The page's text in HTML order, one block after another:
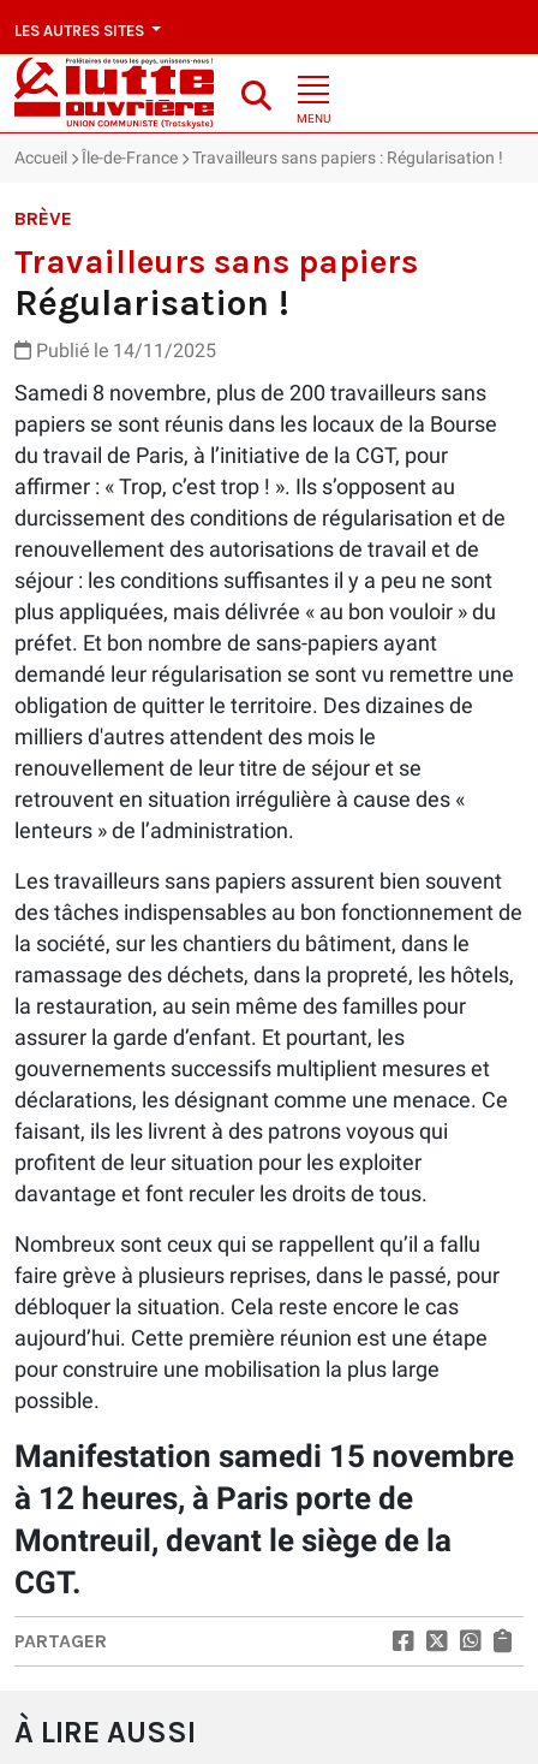
LES AUTRES SITES
MENU
Accueil Île-de-France Travailleurs sans papiers : Régularisation !
BRÈVE
Travailleurs sans papiers
Régularisation !
Publié le 14/11/2025
Samedi 8 novembre, plus de 200 travailleurs sans
papiers se sont réunis dans les locaux de la Bourse
du travail de Paris, à l’initiative de la CGT, pour
affirmer : « Trop, c’est trop ! ». Ils s’opposent au
durcissement des conditions de régularisation et de
renouvellement des autorisations de travail et de
séjour : les conditions suffisantes il y a peu ne sont
plus appliquées, mais délivrée « au bon vouloir » du
préfet. Et bon nombre de sans-papiers ayant
demandé leur régularisation se sont vu remettre une
obligation de quitter le territoire. Des dizaines de
milliers d'autres attendent des mois le
renouvellement de leur titre de séjour et se
retrouvent en situation irrégulière à cause des «
lenteurs » de l’administration.
Les travailleurs sans papiers assurent bien souvent
des tâches indispensables au bon fonctionnement de
la société, sur les chantiers du bâtiment, dans le
ramassage des déchets, dans la propreté, les hôtels,
la restauration, au sein même des familles pour
assurer la garde d’enfant. Et pourtant, les
gouvernements successifs multiplient mesures et
déclarations, les désignant comme une menace. Ce
faisant, ils les livrent à des patrons voyous qui
profitent de leur situation pour les exploiter
davantage et font reculer les droits de tous.
Nombreux sont ceux qui se rappellent qu’il a fallu
faire grève à plusieurs reprises, dans le passé, pour
débloquer la situation. Cela reste encore le cas
aujourd’hui. Cette première réunion est une étape
pour construire une mobilisation la plus large
possible.
Manifestation samedi 15 novembre
à 12 heures, à Paris porte de
Montreuil, devant le siège de la
CGT.
PARTAGER
À LIRE AUSSI